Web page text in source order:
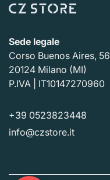
Sede legale
Corso Buenos Aires, 56
20124 Milano (MI)
P.IVA | IT10147270960
+39 0523823448
info@czstore.it